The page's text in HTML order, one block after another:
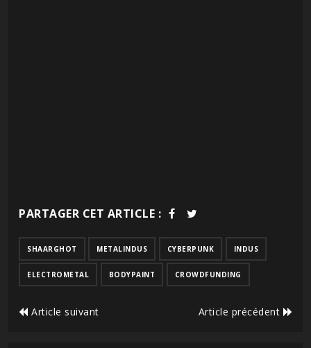
PARTAGER CET ARTICLE :
SHAARGHOT METALINDUS CYBERPUNK INDUS
ELECTROMETAL BODYPAINT CROWDFUNDING
Article suivant Article précédent